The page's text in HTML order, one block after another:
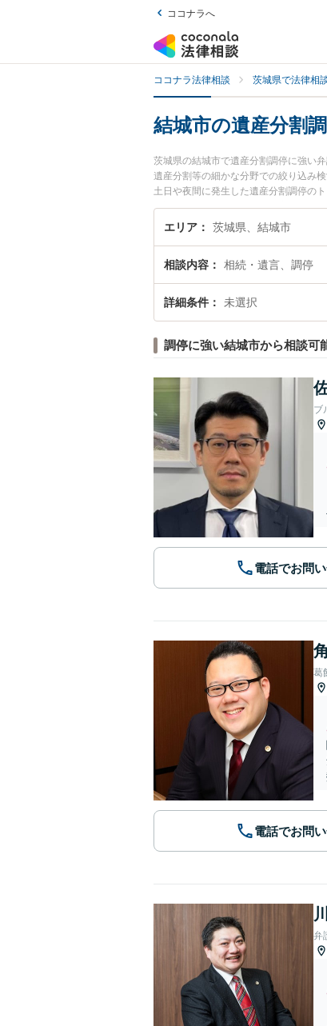
ココナラへ
ココナラ法律相談 茨城県で法律相
結城市の遺産分割
茨城県の結城市で遺産分割調停に強い
遺産分割等の細かな分野での絞り込み
土日や夜間に発生した遺産分割調停の
割調停を法律相談できる結城市内の弁
エリア 茨城県、結城市
相談内容 相続・遺言、調停
詳細条件 未選択
調停に強い結城市から相談可
ブ
電話でお問
葛
電話でお問
弁